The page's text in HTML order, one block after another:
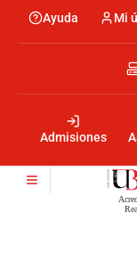
contenido
Menu
encabezado
Ayuda Mi
encabezado
Admisiones
-